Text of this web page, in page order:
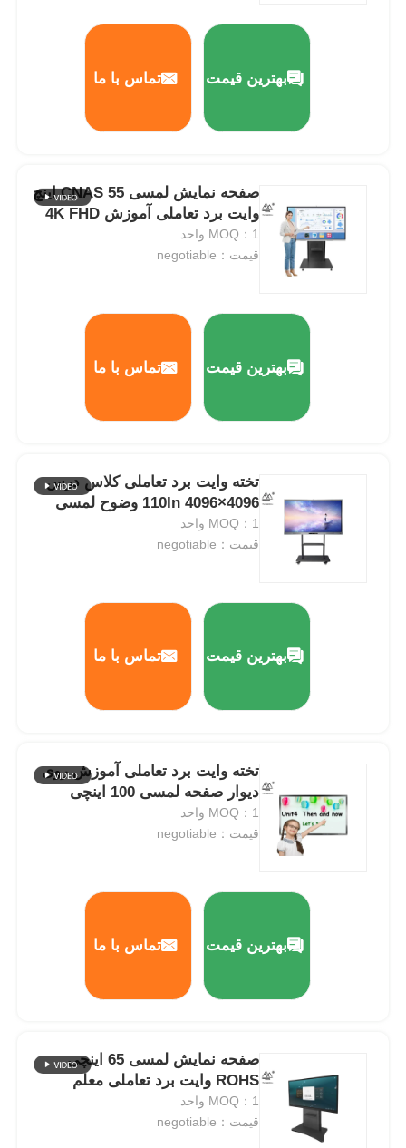
محصولات
کنترل کیفیت
تماس با ما
درخواست نقل قول
تخته سیاه نانو هوشمند
صفحه نمایش تعاملی اتاق جلسه
برد هوشمند تعاملی دیجیتال
صفحه تخت تعاملی
کیوسک صفحه لمسی افقی
بهترین قیمت تماس با ما
صفحه نمایش لمسی CNAS 55 اینچ
وایت برد تعاملی آموزش 4K FHD
MOQ：1 واحد
قیمت：negotiable
بهترین قیمت تماس با ما
تخته وایت برد تعاملی کلاس درس
110In 4096×4096 وضوح لمسی
MOQ：1 واحد
قیمت：negotiable
بهترین قیمت تماس با ما
تخته وایت برد تعاملی آموزش روی
دیوار صفحه لمسی 100 اینچی
MOQ：1 واحد
قیمت：negotiable
بهترین قیمت تماس با ما
صفحه نمایش لمسی 65 اینچی
ROHS وایت برد تعاملی معلم
MOQ：1 واحد
قیمت：negotiable